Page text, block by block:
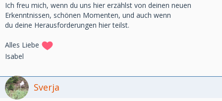
Ich freu mich, wenn du uns hier erzählst von deinen neuen
Erkenntnissen, schönen Momenten, und auch wenn
du deine Herausforderungen hier teilst.
Alles Liebe
Isabel
Sverja